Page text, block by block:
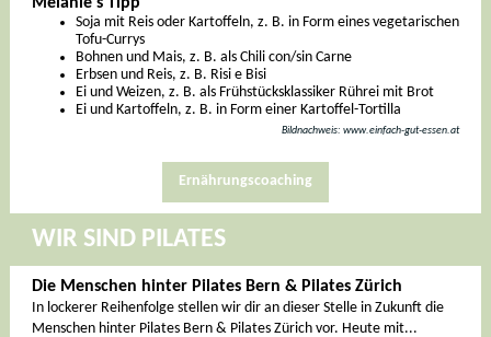
Soja mit Reis oder Kartoffeln, z. B. in Form eines vegetarischen
Tofu-Currys
Bohnen und Mais, z. B. als Chili con/sin Carne
Erbsen und Reis, z. B. Risi e Bisi
Ei und Weizen, z. B. als Frühstücksklassiker Rührei mit Brot
Ei und Kartoffeln, z. B. in Form einer Kartoffel-Tortilla
Bildnachweis: www.einfach-gut-essen.at
Ernährungscoaching
WIR SIND PILATES
Die Menschen hinter Pilates Bern & Pilates Zürich
In lockerer Reihenfolge stellen wir dir an dieser Stelle in Zukunft die
Menschen hinter Pilates Bern & Pilates Zürich vor. Heute mit...